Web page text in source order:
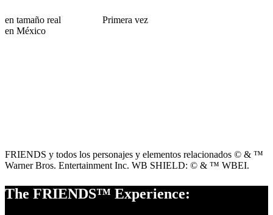
en tamaño real
Primera vez
en México
FRIENDS y todos los personajes y elementos relacionados © & ™
Warner Bros. Entertainment Inc. WB SHIELD: © & ™ WBEI.
The FRIENDS™ Experience: